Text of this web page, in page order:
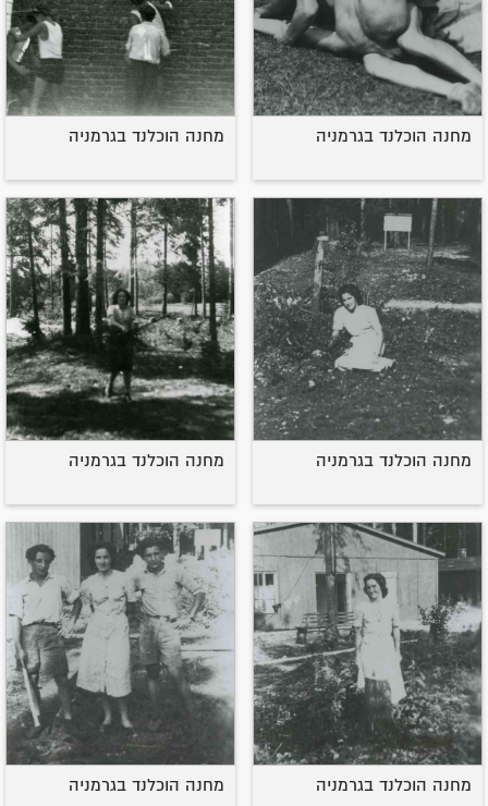
מחנה הוכלנד בגרמניה מחנה הוכלנד בגרמניה
מחנה הוכלנד בגרמניה מחנה הוכלנד בגרמניה
מחנה הוכלנד בגרמניה מחנה הוכלנד בגרמניה